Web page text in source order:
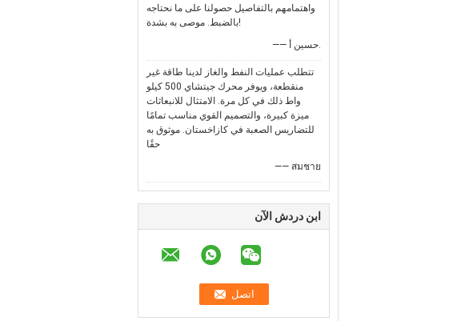
واهتمامهم بالتفاصيل حصولنا على ما نحتاجه
بالضبط. موصى به بشدة!
—— حسين أ.
تتطلب عمليات النفط والغاز لدينا طاقة غير
منقطعة، ويوفر محرك جيتشاي 500 كيلو
واط ذلك في كل مرة. الامتثال للانبعاثات
ميزة كبيرة، والتصميم القوي مناسب تمامًا
للتضاريس الصعبة في كازاخستان. موثوق به
حقًا
—— สมชาย
ابن دردش الآن